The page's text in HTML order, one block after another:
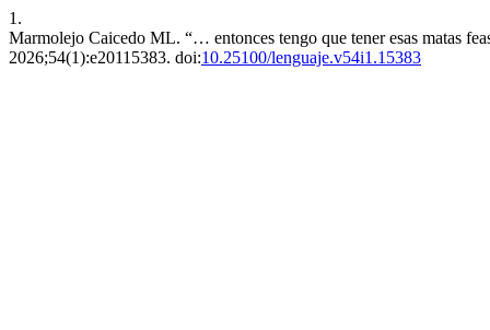
1.
Marmolejo Caicedo ML. “… entonces tengo que tener esas matas
2026;54(1):e20115383. doi:10.25100/lenguaje.v54i1.15383